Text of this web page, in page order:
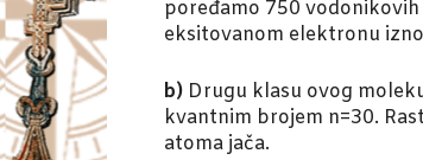
poređamo 750
eksitovanom elektronu
b) Drugu klasu ovog
kvantnim brojem n=30.
atoma jača.